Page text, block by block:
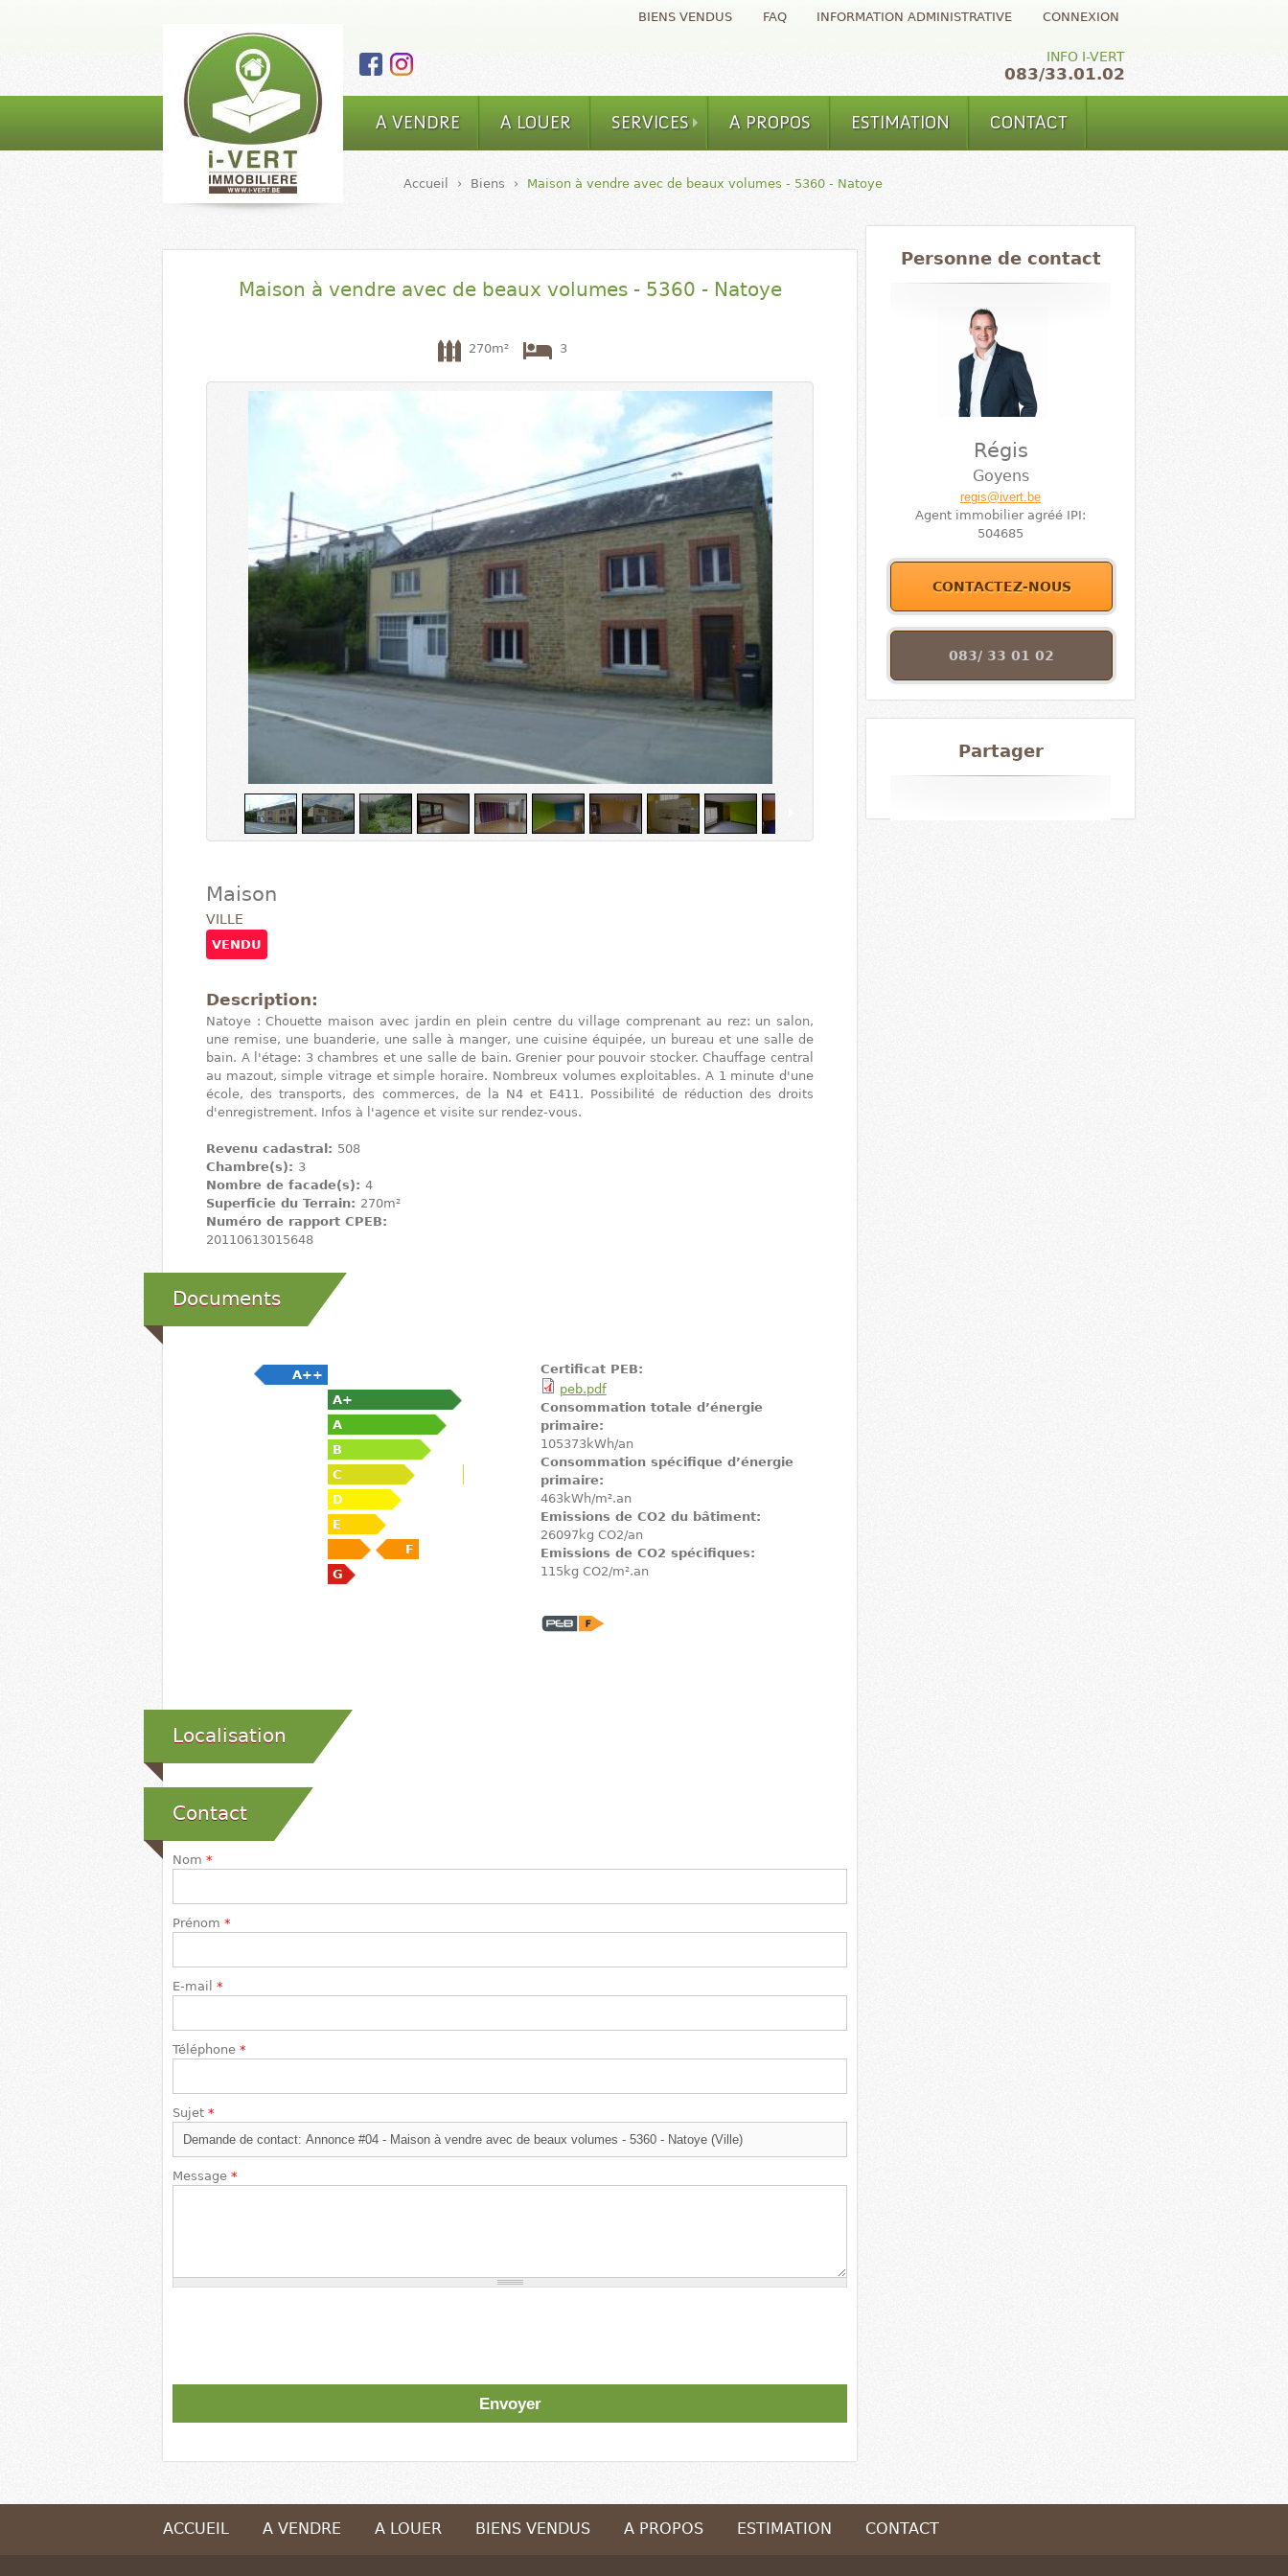
Aller au contenu
BIENS VENDUS FAQ INFORMATION ADMINISTRATIVE CONNEXION
INFO I-VERT
083/33.01.02
Main Menu
A VENDRE A LOUER SERVICES A PROPOS ESTIMATION CONTACT
Accueil › Biens › Maison à vendre avec de beaux volumes - 5360 - Natoye
Maison à vendre avec de beaux volumes - 5360 - Natoye
270m² 3
Maison
VILLE
VENDU
Description:
Natoye : Chouette maison avec jardin en plein centre du village comprenant au rez: un salon,
une remise, une buanderie, une salle à manger, une cuisine équipée, un bureau et une salle de
bain. A l'étage: 3 chambres et une salle de bain. Grenier pour pouvoir stocker. Chauffage central
au mazout, simple vitrage et simple horaire. Nombreux volumes exploitables. A 1 minute d'une
école, des transports, des commerces, de la N4 et E411. Possibilité de réduction des droits
d'enregistrement. Infos à l'agence et visite sur rendez-vous.
Revenu cadastral: 508
Chambre(s): 3
Nombre de facade(s): 4
Superficie du Terrain: 270m²
Numéro de rapport CPEB:
20110613015648
Documents
A++
A+
A
B
C
D
E
F
G
Certificat PEB:
peb.pdf
Consommation totale d’énergie
primaire:
105373kWh/an
Consommation spécifique d’énergie
primaire:
463kWh/m².an
Emissions de CO2 du bâtiment:
26097kg CO2/an
Emissions de CO2 spécifiques:
115kg CO2/m².an
Localisation
Contact
Nom *
Prénom *
E-mail *
Téléphone *
Sujet *
Message *
Personne de contact
Régis
Goyens
regis@ivert.be
Agent immobilier agréé IPI:
504685
CONTACTEZ-NOUS
083/ 33 01 02
Partager
ACCUEIL A VENDRE A LOUER BIENS VENDUS A PROPOS ESTIMATION CONTACT